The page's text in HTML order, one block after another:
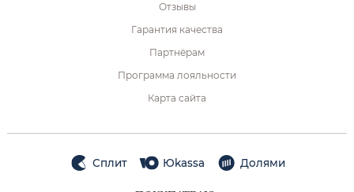
Отзывы
Гарантия качества
Партнёрам
Программа лояльности
Карта сайта
Сплит Юkassa Долями